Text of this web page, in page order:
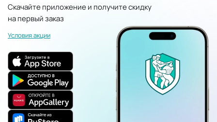
Скачайте приложение и получите скидку
на первый заказ
Условия акции